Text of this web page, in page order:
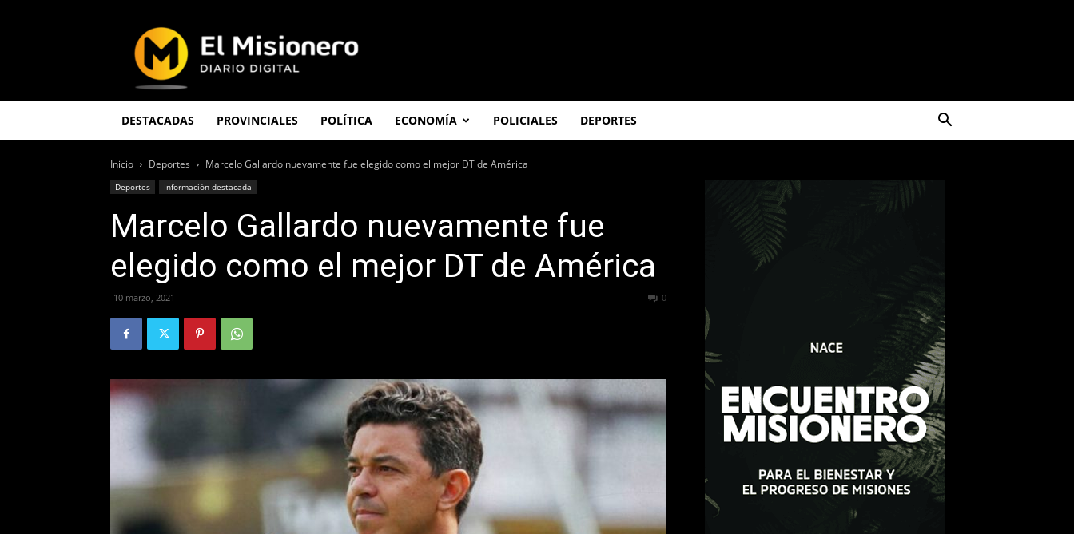
Misionero
DESTACADAS PROVINCIALES POLÍTICA ECONOMÍA POLICIALES DEPORTES
Inicio Deportes Marcelo Gallardo nuevamente fue elegido como el mejor DT de América
Deportes Información destacada
Marcelo Gallardo nuevamente fue
elegido como el mejor DT de América
10 marzo, 2021 0